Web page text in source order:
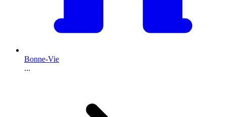
Bonne-Vie
...